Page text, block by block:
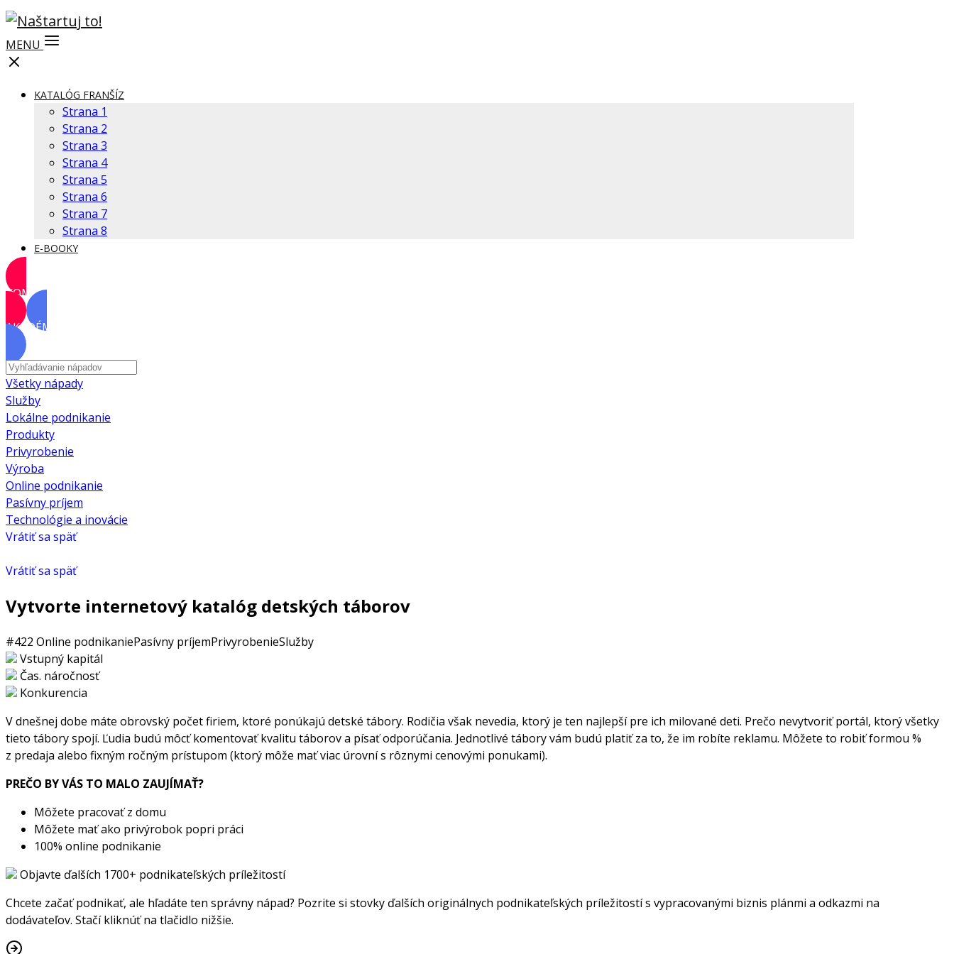
MENU
KATALÓG FRANŠÍZ
Strana 1
Strana 2
Strana 3
Strana 4
Strana 5
Strana 6
Strana 7
Strana 8
E-BOOKY
KOMUNITA
AKADÉMIA
Všetky nápady
Služby
Lokálne podnikanie
Produkty
Privyrobenie
Výroba
Online podnikanie
Pasívny príjem
Technológie a inovácie
Vrátiť sa späť
Vrátiť sa späť
Vytvorte internetový katalóg detských táborov
#422 Online podnikaniePasívny príjemPrivyrobenieSlužby
Vstupný kapitál
Čas. náročnosť
Konkurencia
V dnešnej dobe máte obrovský počet firiem, ktoré ponúkajú detské tábory. Rodičia však nevedia, ktorý je ten najlepší pre ich milované deti. Prečo nevytvoriť portál, ktorý všetky
tieto tábory spojí. Ľudia budú môcť komentovať kvalitu táborov a písať odporúčania. Jednotlivé tábory vám budú platiť za to, že im robíte reklamu. Môžete to robiť formou %
z predaja alebo fixným ročným prístupom (ktorý môže mať viac úrovní s rôznymi cenovými ponukami).
PREČO BY VÁS TO MALO ZAUJÍMAŤ?
Môžete pracovať z domu
Môžete mať ako privýrobok popri práci
100% online podnikanie
Objavte ďalších 1700+ podnikateľských príležitostí
Chcete začať podnikať, ale hľadáte ten správny nápad? Pozrite si stovky ďalších originálnych podnikateľských príležitostí s vypracovanými biznis plánmi a odkazmi na
dodávateľov. Stačí kliknúť na tlačidlo nižšie.